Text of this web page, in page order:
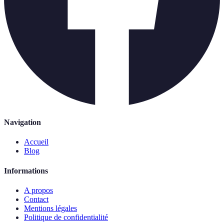
Navigation
Accueil
Blog
Informations
A propos
Contact
Mentions légales
Politique de confidentialité